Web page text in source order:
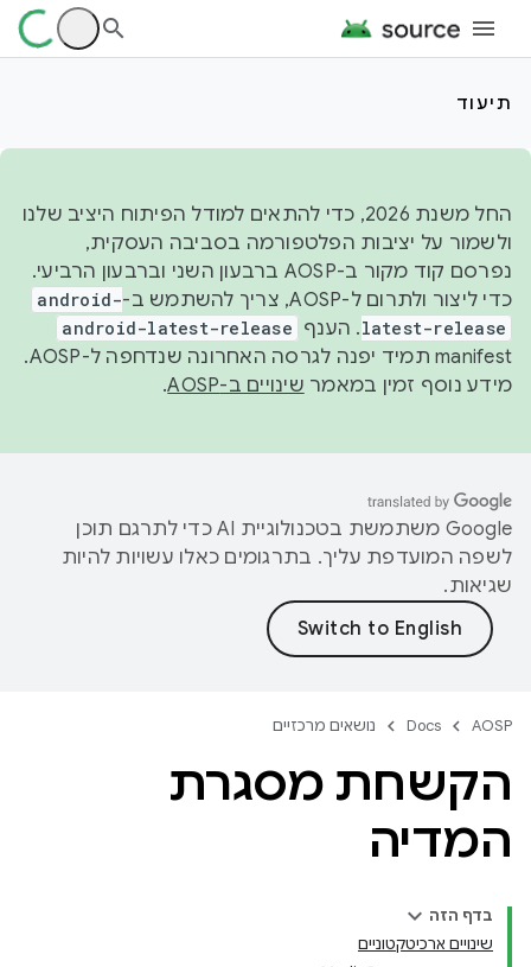
תיעוד
החל משנת 2026, כדי להתאים למודל הפיתוח היציב שלנו
ולשמור על יציבות הפלטפורמה בסביבה העסקית,
נפרסם קוד מקור ב-AOSP ברבעון השני וברבעון הרביעי.
כדי ליצור ולתרום ל-AOSP, צריך להשתמש ב-
android-
latest-release. הענף android-latest-release
manifest תמיד יפנה לגרסה האחרונה שנדחפה ל-AOSP.
מידע נוסף זמין במאמר שינויים ב-AOSP .
‫Google משתמשת בטכנולוגיית AI כדי לתרגם תוכן
לשפה המועדפת עליך. בתרגומים כאלו עשויות להיות
שגיאות.
AOSP
Docs נושאים מרכזיים
הקשחת מסגרת
המדיה
בדף הזה
שינויים ארכיטקטוניים